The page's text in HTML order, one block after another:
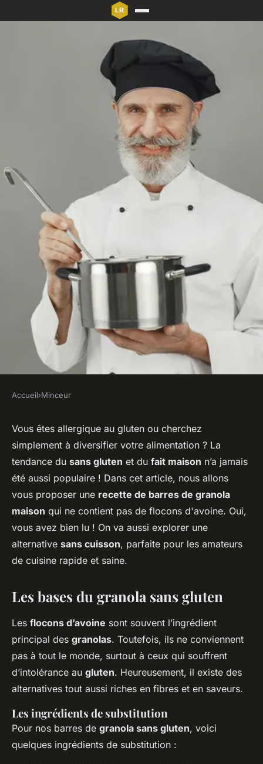
Comment faire des barres de
granola maison sans flocons
d'avoine pour une option sans
gluten?
Ilyan•31 mai 2024•5 min de lecture
Accueil›Minceur
Vous êtes allergique au gluten ou cherchez
simplement à diversifier votre alimentation ? La
tendance du sans gluten et du fait maison n’a jamais
été aussi populaire ! Dans cet article, nous allons
vous proposer une recette de barres de granola
maison qui ne contient pas de flocons d'avoine. Oui,
vous avez bien lu ! On va aussi explorer une
alternative sans cuisson, parfaite pour les amateurs
de cuisine rapide et saine.
Les bases du granola sans gluten
Les flocons d’avoine sont souvent l’ingrédient
principal des granolas. Toutefois, ils ne conviennent
pas à tout le monde, surtout à ceux qui souffrent
d’intolérance au gluten. Heureusement, il existe des
alternatives tout aussi riches en fibres et en saveurs.
Les ingrédients de substitution
Pour nos barres de granola sans gluten, voici
quelques ingrédients de substitution :